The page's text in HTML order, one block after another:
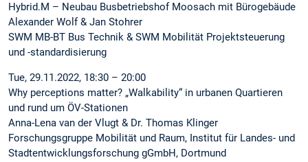
Hybrid.M – Neubau Busbetriebshof Moosach mit Bürogebäude
Alexander Wolf & Jan Stohrer
SWM MB-BT Bus Technik & SWM Mobilität Projektsteuerung
und -standardisierung
Tue, 29.11.2022, 18:30 – 20:00
Why perceptions matter? „Walkability“ in urbanen Quartieren
und rund um ÖV-Stationen
Anna-Lena van der Vlugt & Dr. Thomas Klinger
Forschungsgruppe Mobilität und Raum, Institut für Landes- und
Stadtentwicklungsforschung gGmbH, Dortmund